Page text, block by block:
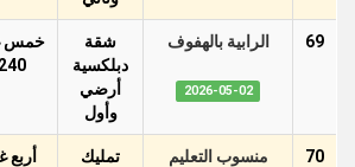
69 الرابية بالهفوف
2026-05-02
شقة
دبلكسية
أرضي
وأول
خمس
240 م
70
منسوب التعليم
تمليك